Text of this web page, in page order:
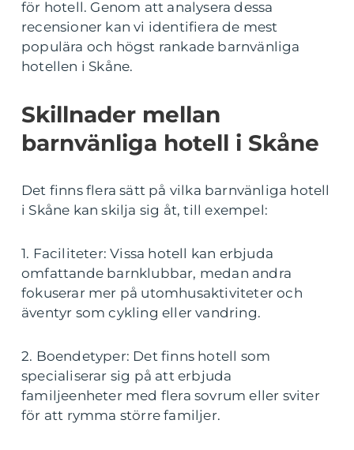
för hotell. Genom att analysera dessa
recensioner kan vi identifiera de mest
populära och högst rankade barnvänliga
hotellen i Skåne.
Skillnader mellan
barnvänliga hotell i Skåne
Det finns flera sätt på vilka barnvänliga hotell
i Skåne kan skilja sig åt, till exempel:
1. Faciliteter: Vissa hotell kan erbjuda
omfattande barnklubbar, medan andra
fokuserar mer på utomhusaktiviteter och
äventyr som cykling eller vandring.
2. Boendetyper: Det finns hotell som
specialiserar sig på att erbjuda
familjeenheter med flera sovrum eller sviter
för att rymma större familjer.